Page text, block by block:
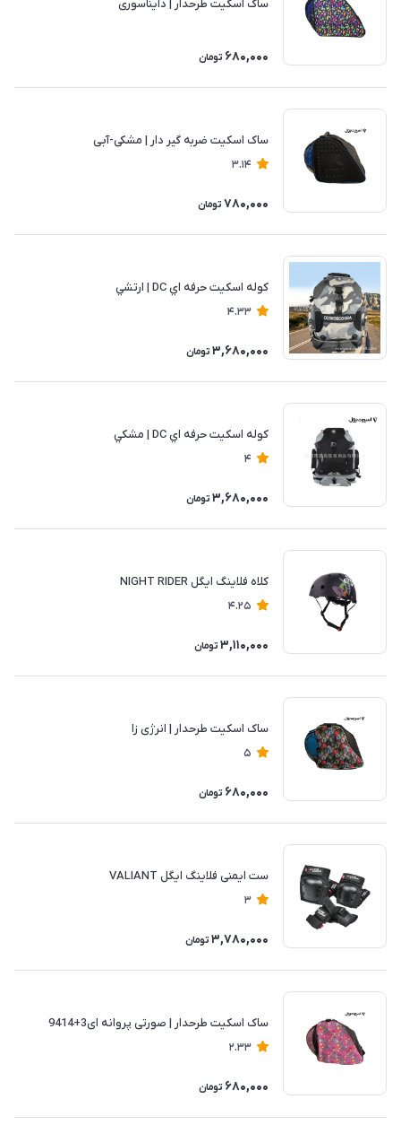
ساک اسکیت طرحدار | دایناسوری
680,000 تومان
ساک اسکیت ضربه گیر دار | مشکی-آبی
3.14
780,000 تومان
كوله اسكيت حرفه اي DC | ارتشي
4.33
3,680,000 تومان
كوله اسكيت حرفه اي DC | مشكي
4
3,680,000 تومان
کلاه فلاينگ ايگل NIGHT RIDER
4.25
3,110,000 تومان
ساک اسکیت طرحدار | انرژی زا
5
680,000 تومان
ست ایمنی فلاینگ ایگل VALIANT
3
3,780,000 تومان
ساک اسکیت طرحدار | صورتی پروانه ای3+9414
2.33
680,000 تومان